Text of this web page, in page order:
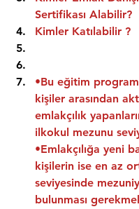
Sertifikası Alabilir?
Kimler Katılabilir ?
•Bu eğitim
kişiler arasından
emlakçılık
ilkokul mezunu
•Emlakçılığa yeni
kişilerin ise en az
seviyesinde
bulunması